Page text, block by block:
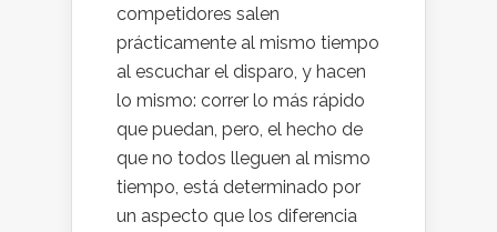
competidores salen
prácticamente al mismo tiempo
al escuchar el disparo, y hacen
lo mismo: correr lo más rápido
que puedan, pero, el hecho de
que no todos lleguen al mismo
tiempo, está determinado por
un aspecto que los diferencia